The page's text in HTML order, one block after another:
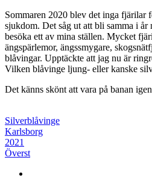
Sommaren 2020 blev det inga fjärilar
sjukdom. Det såg ut att bli samma i
besöka ett av mina ställen. Mycket
ängspärlemor, ängssmygare,
blåvingar. Upptäckte att jag nu är
Vilken blåvinge ljung- eller kanske
Det känns skönt att vara på banan
Silverblåvinge
Karlsborg
2021
Överst